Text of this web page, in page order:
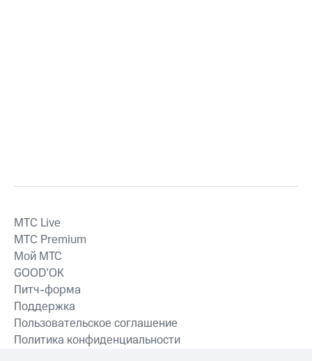
MTС Live
MTС Premium
Мой МТС
GOOD’OK
Питч-форма
Поддержка
Пользовательское соглашение
Политика конфиденциальности